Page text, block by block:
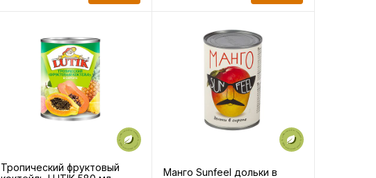
Тропический фруктовый
Манго Sunfeel дольки в